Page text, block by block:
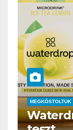
kapszula